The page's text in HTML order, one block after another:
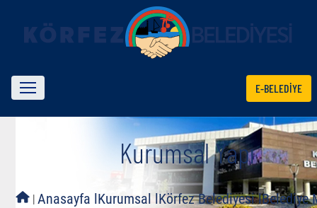
E-BELEDİYE
Kurumsal Yapı
lAnasayfa lKurumsal lKörfez Belediyesi lBelediye